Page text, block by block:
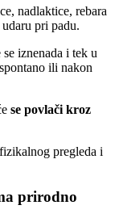
nadlaktice, rebara
pri padu.
iznenada i tek u
ili nakon
se povlači kroz
pregleda i
prirodno